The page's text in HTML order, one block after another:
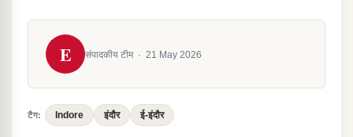
E संपादकीय टीम · 21 May 2026
टैग: Indore इंदौर ई-इंदौर